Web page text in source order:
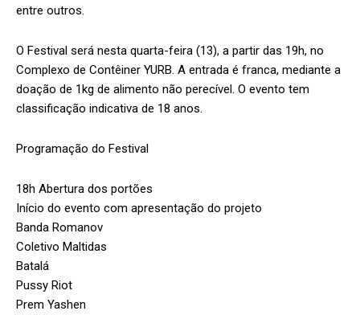
entre outros.
O Festival será nesta quarta-feira (13), a partir das 19h, no
Complexo de Contêiner YURB. A entrada é franca, mediante a
doação de 1kg de alimento não perecível. O evento tem
classificação indicativa de 18 anos.
Programação do Festival
18h Abertura dos portões
Início do evento com apresentação do projeto
Banda Romanov
Coletivo Maltidas
Batalá
Pussy Riot
Prem Yashen